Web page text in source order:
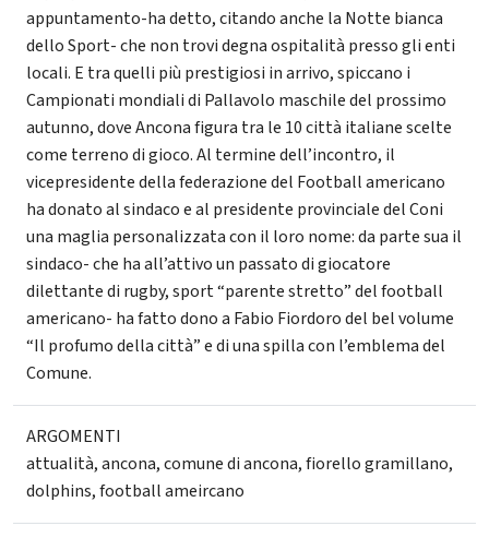
appuntamento-ha detto, citando anche la Notte bianca
dello Sport- che non trovi degna ospitalità presso gli enti
locali. E tra quelli più prestigiosi in arrivo, spiccano i
Campionati mondiali di Pallavolo maschile del prossimo
autunno, dove Ancona figura tra le 10 città italiane scelte
come terreno di gioco. Al termine dell’incontro, il
vicepresidente della federazione del Football americano
ha donato al sindaco e al presidente provinciale del Coni
una maglia personalizzata con il loro nome: da parte sua il
sindaco- che ha all’attivo un passato di giocatore
dilettante di rugby, sport “parente stretto” del football
americano- ha fatto dono a Fabio Fiordoro del bel volume
“Il profumo della città” e di una spilla con l’emblema del
Comune.
ARGOMENTI
attualità,ancona,comune di ancona,fiorello gramillano,
dolphins,football ameircano